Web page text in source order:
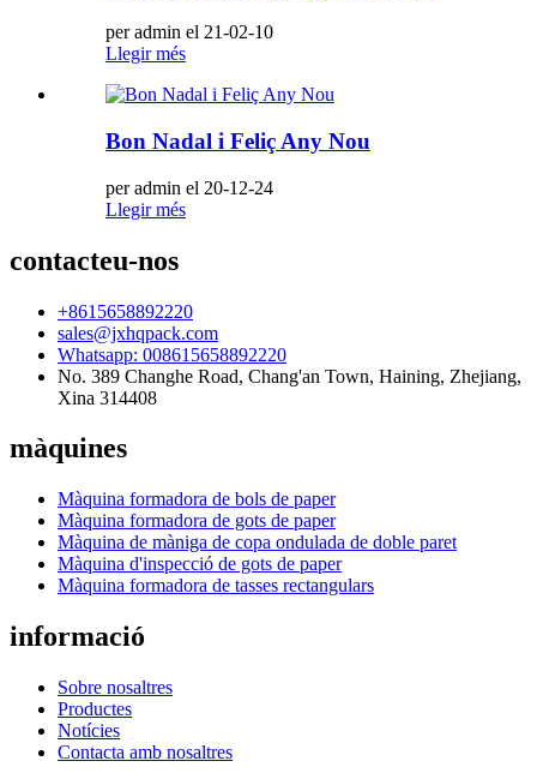
per admin el 21-02-10
Llegir més
Bon Nadal i Feliç Any Nou
per admin el 20-12-24
Llegir més
contacteu-nos
+8615658892220
sales@jxhqpack.com
Whatsapp: 008615658892220
No. 389 Changhe Road, Chang'an Town, Haining, Zhejiang,
Xina 314408
màquines
Màquina formadora de bols de paper
Màquina formadora de gots de paper
Màquina de màniga de copa ondulada de doble paret
Màquina d'inspecció de gots de paper
Màquina formadora de tasses rectangulars
informació
Sobre nosaltres
Productes
Notícies
Contacta amb nosaltres